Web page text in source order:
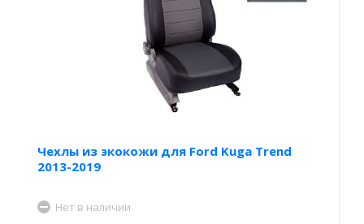
Чехлы из экокожи для Ford Kuga Trend
2013-2019
Нет в наличии